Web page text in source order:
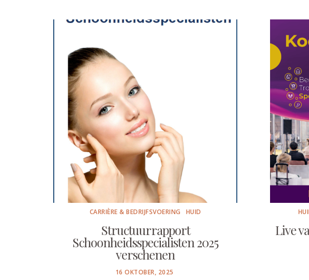
CARRIÈRE & BEDRIJFSVOERING HUID
Structuurrapport
Schoonheidsspecialisten 2025
verschenen
POSTED
16 OKTOBER, 2025
Live